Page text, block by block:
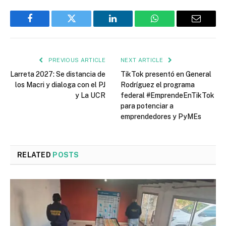
Facebook Twitter LinkedIn WhatsApp Email
PREVIOUS ARTICLE
Larreta 2027: Se distancia de
los Macri y dialoga con el PJ
y La UCR
NEXT ARTICLE
TikTok presentó en General
Rodríguez el programa
federal #EmprendeEnTikTok
para potenciar a
emprendedores y PyMEs
RELATED POSTS